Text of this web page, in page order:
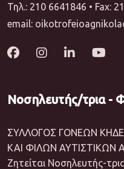
Τηλ.: 210 6641846 • Fax:
email:
Νοσηλευτής/τρια -
ΣΥΛΛΟΓΟΣ ΓΟΝΕΩΝ
ΚΑΙ ΦΙΛΩΝ
Ζητείται Νοσηλευτής-